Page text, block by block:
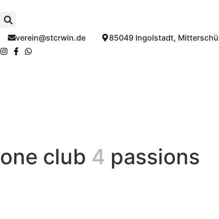
verein@stcrwin.de​ 85049 Ingolstadt,
one club 4 passions